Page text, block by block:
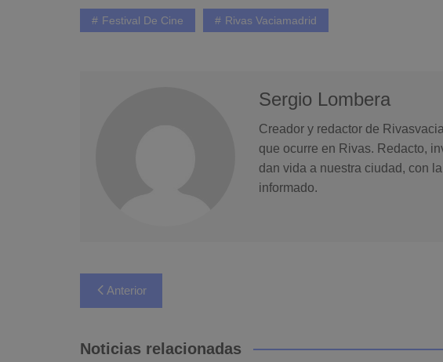
Festival De Cine Rivas Vaciamadrid
Sergio Lombera
Creador y redactor de
que ocurre en Rivas. Redacto,
dan vida a nuestra ciudad, con
informado.
Navegación
de
entradas
Anterior
Noticias relacionadas